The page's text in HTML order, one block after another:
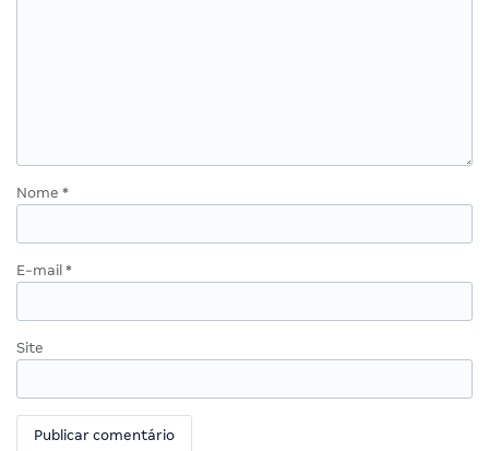
Nome *
E-mail *
Site